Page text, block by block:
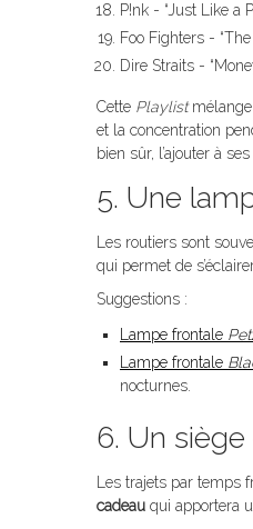
P!nk - “Just Like a
Foo Fighters -
Dire Straits -
Cette Playlistmélange
et la concentration
bien sûr, l’ajouter à
5. Une
Les routiers sont
qui permet de
Suggestions :
Lampe frontale
Lampe frontale
nocturnes.
6. Un
Les trajets par temps
cadeau qui apportera